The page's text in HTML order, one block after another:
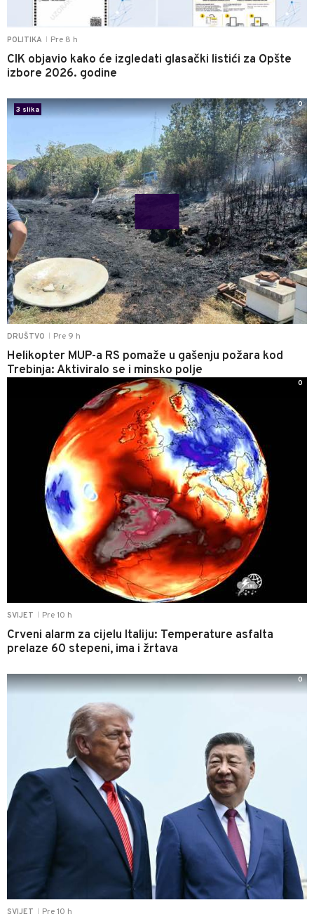
POLITIKA Pre 8 h
CIK objavio kako će izgledati glasački listići za Opšte
izbore 2026. godine
DRUŠTVO Pre 9 h
Helikopter MUP-a RS pomaže u gašenju požara kod
Trebinja: Aktiviralo se i minsko polje
3 slika
0
SVIJET Pre 10 h
Crveni alarm za cijelu Italiju: Temperature asfalta
prelaze 60 stepeni, ima i žrtava
0
SVIJET Pre 10 h
0